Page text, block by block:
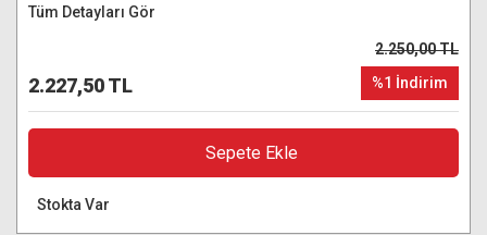
Tüm Detayları Gör
2.227,50 TL
2.250,00 TL
%1 İndirim
Sepete Ekle
Stokta Var